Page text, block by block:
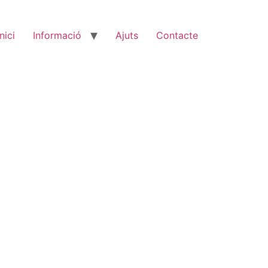
Informació Ajuts Contacte